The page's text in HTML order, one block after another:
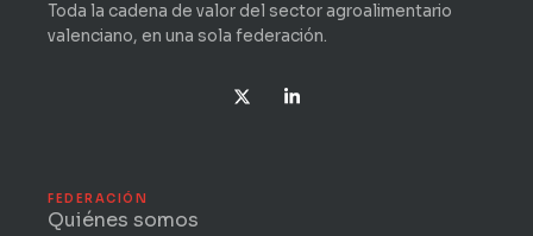
Toda la cadena de valor del sector agroalimentario
valenciano, en una sola federación.
X
- i
FEDERACIÓN
Quiénes somos